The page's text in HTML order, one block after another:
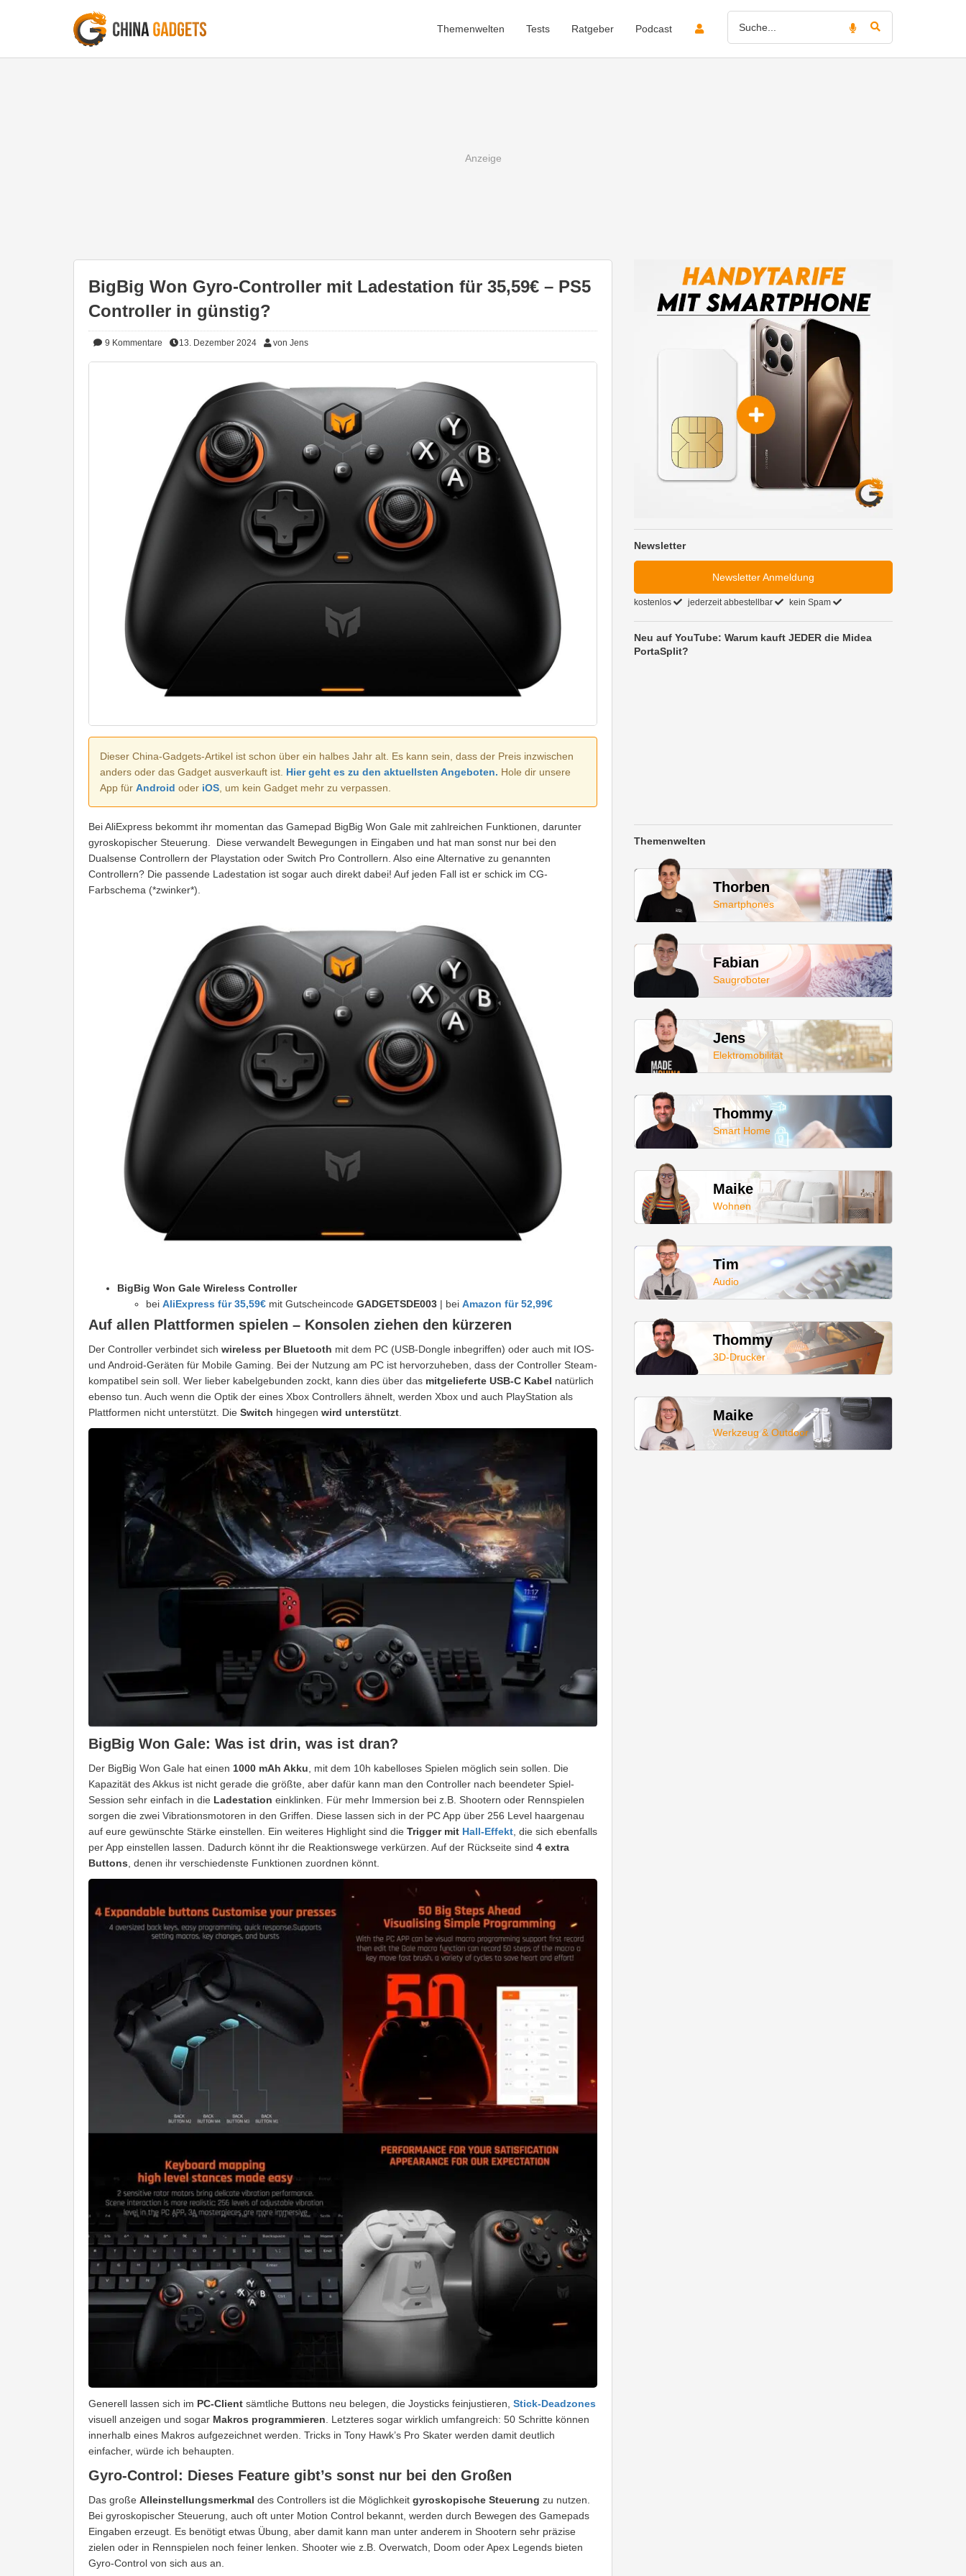
Themenwelten Tests Ratgeber Podcast
BigBig Won Gyro-Controller mit Ladestation für 35,59€ – PS5
Controller in günstig?
9 Kommentare 13. Dezember 2024 von Jens
Dieser China-Gadgets-Artikel ist schon über ein halbes Jahr alt. Es kann sein, dass der Preis inzwischen
anders oder das Gadget ausverkauft ist. Hier geht es zu den aktuellsten Angeboten. Hole dir unsere
App für Android oder iOS , um kein Gadget mehr zu verpassen.
Bei AliExpress bekommt ihr momentan das Gamepad BigBig Won Gale mit zahlreichen Funktionen, darunter
gyroskopischer Steuerung. Diese verwandelt Bewegungen in Eingaben und hat man sonst nur bei den
Dualsense Controllern der Playstation oder Switch Pro Controllern. Also eine Alternative zu genannten
Controllern? Die passende Ladestation ist sogar auch direkt dabei! Auf jeden Fall ist er schick im CG-
Farbschema (*zwinker*).
BigBig Won Gale Wireless Controller
bei AliExpress für 35,59€ mit Gutscheincode GADGETSDE003 | bei Amazon für 52,99€
Auf allen Plattformen spielen – Konsolen ziehen den kürzeren
Der Controller verbindet sich wireless per Bluetooth mit dem PC (USB-Dongle inbegriffen) oder auch mit IOS-
und Android-Geräten für Mobile Gaming. Bei der Nutzung am PC ist hervorzuheben, dass der Controller Steam-
kompatibel sein soll. Wer lieber kabelgebunden zockt, kann dies über das mitgelieferte USB-C Kabel natürlich
ebenso tun. Auch wenn die Optik der eines Xbox Controllers ähnelt, werden Xbox und auch PlayStation als
Plattformen nicht unterstützt. Die Switch hingegen wird unterstützt
BigBig Won Gale: Was ist drin, was ist dran?
Der BigBig Won Gale hat einen 1000 mAh Akku , mit dem 10h kabelloses Spielen möglich sein sollen. Die
Kapazität des Akkus ist nicht gerade die größte, aber dafür kann man den Controller nach beendeter Spiel-
Session sehr einfach in die Ladestation einklinken. Für mehr Immersion bei z.B. Shootern oder Rennspielen
sorgen die zwei Vibrationsmotoren in den Griffen. Diese lassen sich in der PC App über 256 Level haargenau
auf eure gewünschte Stärke einstellen. Ein weiteres Highlight sind die Trigger mit Hall-Effekt , die sich ebenfalls
per App einstellen lassen. Dadurch könnt ihr die Reaktionswege verkürzen. Auf der Rückseite sind 4 extra
Buttons , denen ihr verschiedenste Funktionen zuordnen könnt.
Generell lassen sich im PC-Client sämtliche Buttons neu belegen, die Joysticks feinjustieren, Stick-Deadzones
visuell anzeigen und sogar Makros programmieren . Letzteres sogar wirklich umfangreich: 50 Schritte können
innerhalb eines Makros aufgezeichnet werden. Tricks in Tony Hawk’s Pro Skater werden damit deutlich
einfacher, würde ich behaupten.
Gyro-Control: Dieses Feature gibt’s sonst nur bei den Großen
Das große Alleinstellungsmerkmal des Controllers ist die Möglichkeit gyroskopische Steuerung zu nutzen.
Bei gyroskopischer Steuerung, auch oft unter Motion Control bekannt, werden durch Bewegen des Gamepads
Eingaben erzeugt. Es benötigt etwas Übung, aber damit kann man unter anderem in Shootern sehr präzise
zielen oder in Rennspielen noch feiner lenken. Shooter wie z.B. Overwatch, Doom oder Apex Legends bieten
Gyro-Control von sich aus an.
Newsletter
Newsletter Anmeldung
kostenlos jederzeit abbestellbar kein Spam
Neu auf YouTube: Warum kauft JEDER die Midea
PortaSplit?
Themenwelten
Thorben
Smartphones
Fabian
Saugroboter
Jens
Elektromobilität
Thommy
Smart Home
Maike
Wohnen
Tim
Audio
Thommy
3D-Drucker
Maike
Werkzeug & Outdoor